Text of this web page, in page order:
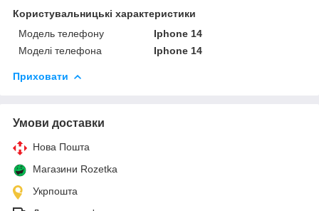
Користувальницькі характеристики
Модель телефону
Iphone 14
Моделі телефона
Iphone 14
Приховати
Умови доставки
Нова Пошта
Магазини Rozetka
Укрпошта